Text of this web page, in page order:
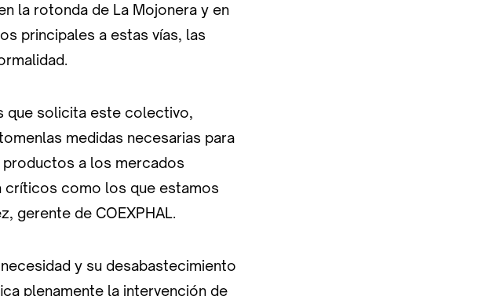
la rotonda de La Mojonera y en
principales a estas vías, las
que solicita este colectivo,
medidas necesarias para
a los mercados
críticos como los que estamos
gerente de COEXPHAL.
y su desabastecimiento
plenamente la intervención de